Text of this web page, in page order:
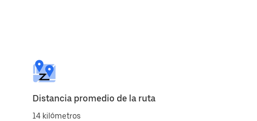
Distancia promedio de la ruta
14 kilómetros